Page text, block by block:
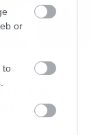
or
to
No